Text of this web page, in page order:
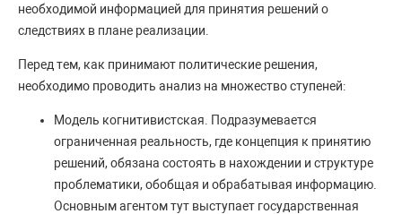
необходимой информацией для принятия решений о
следствиях в плане реализации.
Перед тем, как принимают политические решения,
необходимо проводить анализ на множество ступеней:
Модель когнитивистская. Подразумевается
ограниченная реальность, где концепция к принятию
решений, обязана состоять в нахождении и структуре
проблематики, обобщая и обрабатывая информацию.
Основным агентом тут выступает государственная